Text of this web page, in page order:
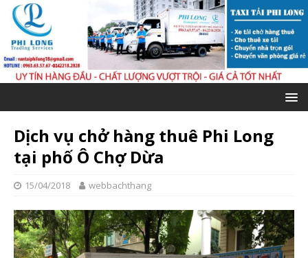
Dịch vụ chở hàng thuê Phi Long
tại phố Ô Chợ Dừa
15/04/2018 webbachthang